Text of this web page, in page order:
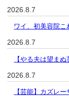
2026.8.7
ワイ、初美容院こ
2026.8.7
【やる夫は望ま
2026.8.7
【芸能】カズレ